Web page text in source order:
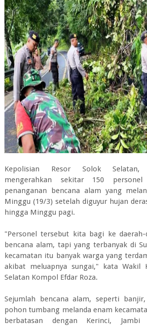
Kepolisian Resor Solok Selatan,
mengerahkan sekitar 150
penanganan bencana alam yang
Minggu (19/3) setelah diguyur hujan
hingga Minggu pagi.
"Personel tersebut kita bagi ke daerah-
bencana alam, tapi yang terbanyak di
kecamatan itu banyak warga yang
akibat meluapnya sungai," kata Wakil
Selatan Kompol Efdar Roza.
Sejumlah bencana alam, seperti
pohon tumbang melanda enam
berbatasan dengan Kerinci, Jambi